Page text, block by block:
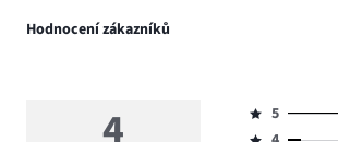
Hodnocení zákazníků
4
Hodnocení
5